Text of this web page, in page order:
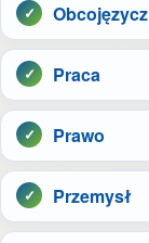
Praca
Prawo
Przemysł